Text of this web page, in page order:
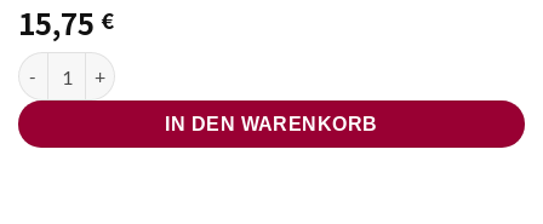
15,75 €
Sinfonieorchester Basel - Arthur Honegger - Symphony No. 3
IN DEN WARENKORB